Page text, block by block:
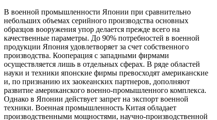
В военной промышленности Японии при сравнительно
небольших объемах серийного производства основных
образцов вооружения упор делается прежде всего на
качественные параметры. До 90% потребностей в военной
продукции Япония удовлетворяет за счет собственного
производства. Кооперация с западными фирмами
осуществляется лишь в отдельных сферах. В ряде областей
науки и техники японские фирмы превосходят американские
и, по признанию их заокеанских партнеров, дополняют
развитие американского военно-промышленного комплекса.
Однако в Японии действует запрет на экспорт военной
техники. Военная промышленность Китая обладает
производственными мощностями, научно-производственной